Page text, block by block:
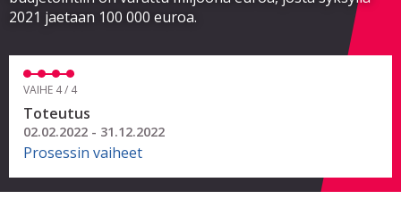
2021 jaetaan 100 000 euroa.
VAIHE 4 / 4
Toteutus
02.02.2022 - 31.12.2022
Prosessin vaiheet